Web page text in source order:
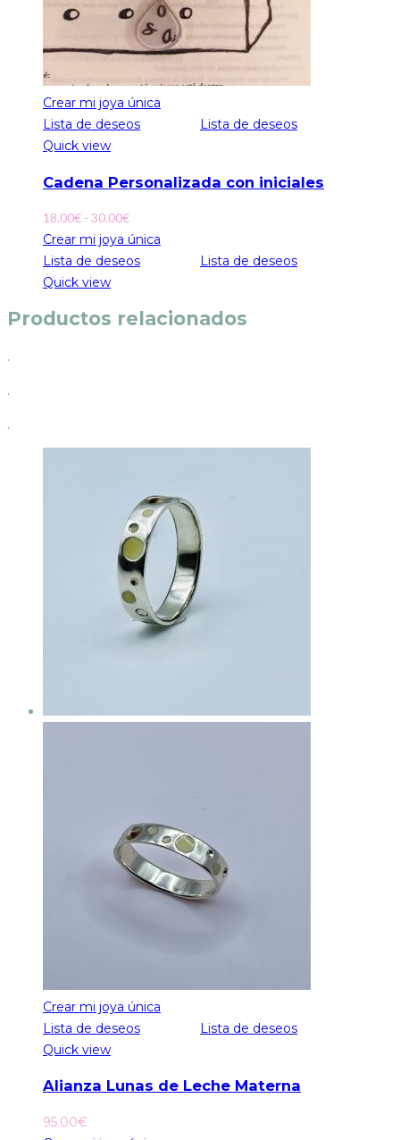
Crear mi joya única
Lista de deseos
Lista de deseos
Quick view
Cadena Personalizada con iniciales
18.00€ - 30.00€Rango
de
precios:
hasta
Crear mi joya única
Lista de deseos
Lista de deseos
Quick view
Productos relacionados
.
.
.
Crear mi joya única
Lista de deseos
Lista de deseos
Quick view
Alianza Lunas de Leche Materna
95.00€